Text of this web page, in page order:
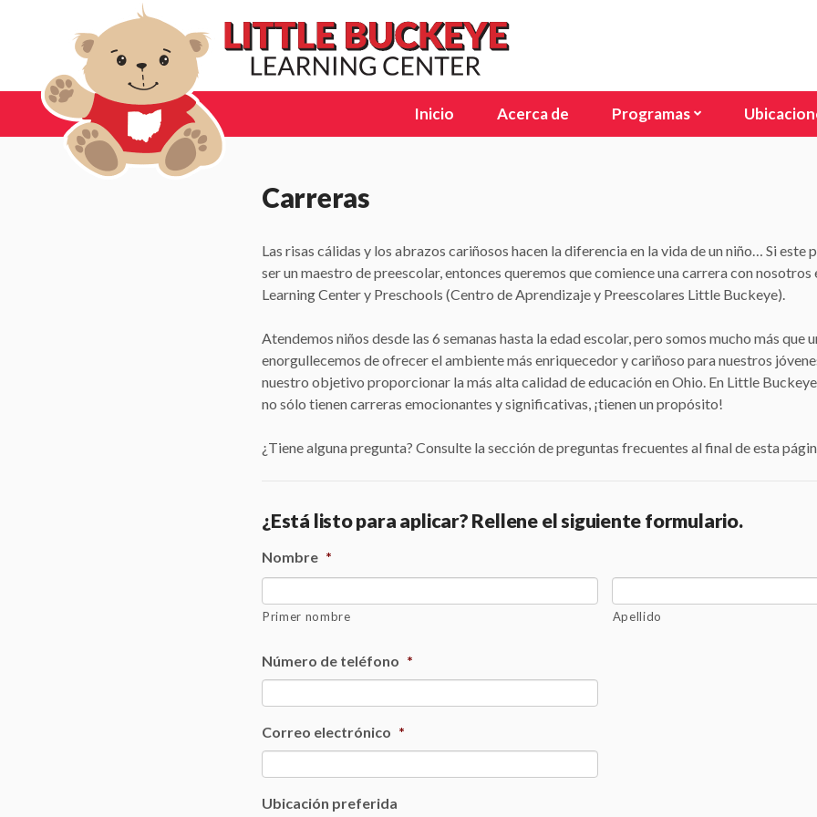
Inicio Acerca de Programas
Programa de edad escolar
North
North
Carreras
Las risas cálidas y los abrazos cariñosos hacen la diferencia en la vida de un niño… Si este
ser un maestro de preescolar, entonces queremos que comience una carrera con
Learning Center y Preschools (Centro de Aprendizaje y Preescolares Little Buckeye).
Atendemos niños desde las 6 semanas hasta la edad escolar, pero somos mucho más que
enorgullecemos de ofrecer el ambiente más enriquecedor y cariñoso para nuestros
nuestro objetivo proporcionar la más alta calidad de educación en Ohio. En Little
no sólo tienen carreras emocionantes y significativas, ¡tienen un propósito!
¿Tiene alguna pregunta? Consulte la sección de preguntas frecuentes al final de esta
¿Está listo para aplicar? Rellene el siguiente formulario.
Nombre *
Primer nombre Apellido
Número de teléfono *
Correo electrónico *
Ubicación preferida